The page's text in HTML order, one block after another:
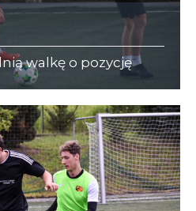
walkę o pozycję
Lidze C. Naprzeciw
DIAMOND i ZAJC